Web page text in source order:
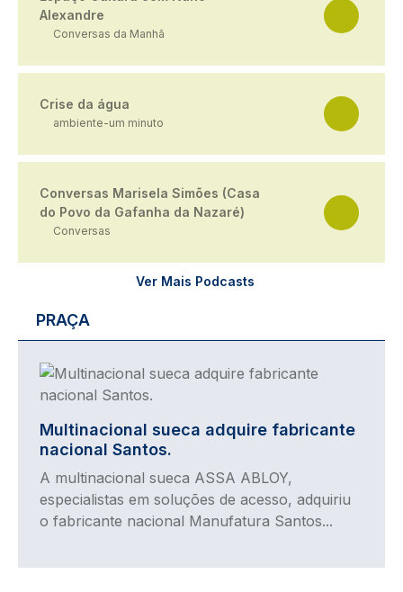
Alexandre
Conversas da Manhã
Crise da água
ambiente-um minuto
Conversas Marisela Simões (Casa
do Povo da Gafanha da Nazaré)
Conversas
Ver Mais Podcasts
PRAÇA
Imagem
Multinacional sueca adquire fabricante
nacional Santos.
A multinacional sueca ASSA ABLOY,
especialistas em soluções de acesso, adquiriu
o fabricante nacional Manufatura Santos...